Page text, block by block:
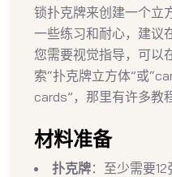
锁扑克牌来创建一个立
一些练习和耐心，建议
您需要视觉指导，可以
索“扑克牌立方体”或
cards”，那里有许多教
材料准备
扑克牌：至少需要